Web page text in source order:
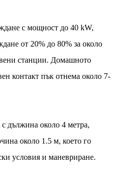
с мощност до 40 kW,
от 20% до 80% за около
станции. Домашното
контакт пък отнема около 7-
дължина около 4 метра,
около 1.5 м, което го
условия и маневриране.